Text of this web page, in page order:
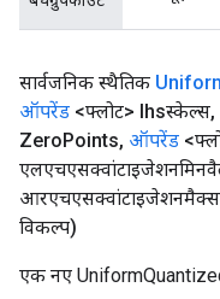
सार्वजनिक स्थैतिक
ऑपरेंड <फ्लोट> lhsस्केल्स,
ZeroPoints, ऑपरेंड
विकल्प)
एक नए